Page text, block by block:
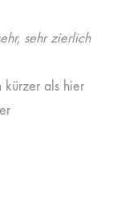
sehr zierlich
kürzer als hier